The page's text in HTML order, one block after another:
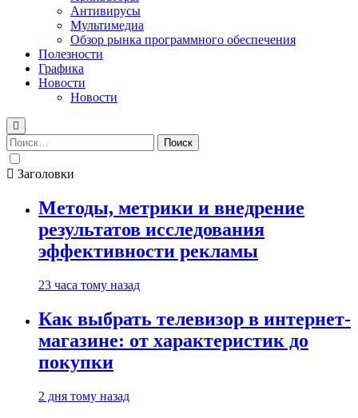
Антивирусы
Мультимедиа
Обзор рынка программного обеспечения
Полезности
Графика
Новости
Новости
Найти:
Заголовки
Методы, метрики и внедрение
результатов исследования
эффективности рекламы
23 часа тому назад
Как выбрать телевизор в интернет-
магазине: от характеристик до
покупки
2 дня тому назад